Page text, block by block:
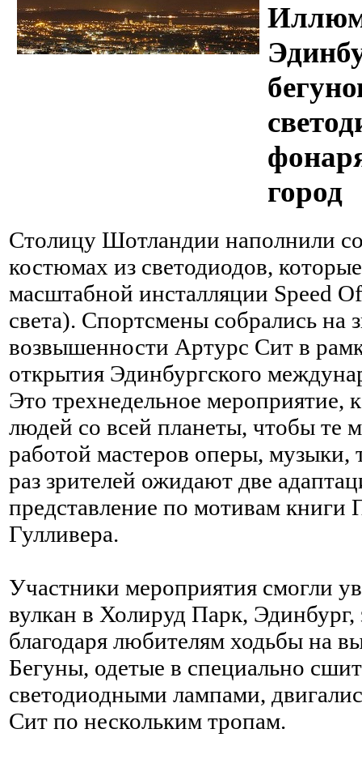
город
Столицу Шотландии наполнили
костюмах из светодиодов,
масштабной инсталляции Speed
света). Спортсмены собрались на
возвышенности Артурс Сит в
открытия Эдинбургского
Это трехнедельное мероприятие,
людей со всей планеты, чтобы те
работой мастеров оперы, музыки,
раз зрителей ожидают две
представление по мотивам книги
Гулливера.
Участники мероприятия смогли
вулкан в Холируд Парк, Эдинбург,
благодаря любителям ходьбы на
Бегуны, одетые в специально
светодиодными лампами,
Сит по нескольким тропам.